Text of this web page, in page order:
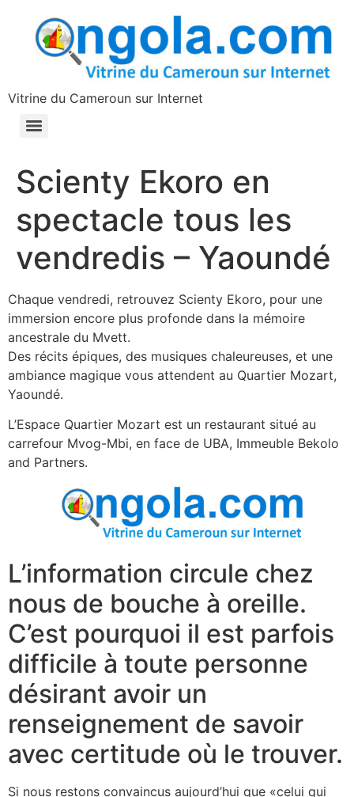
principal
Vitrine du Cameroun sur Internet
Scienty Ekoro en
spectacle tous les
vendredis – Yaoundé
Chaque vendredi, retrouvez Scienty Ekoro, pour une
immersion encore plus profonde dans la mémoire
ancestrale du Mvett.
Des récits épiques, des musiques chaleureuses, et une
ambiance magique vous attendent au Quartier Mozart,
Yaoundé.
L’Espace Quartier Mozart est un restaurant situé au
carrefour Mvog-Mbi, en face de UBA, Immeuble Bekolo
and Partners.
L’information circule chez
nous de bouche à oreille.
C’est pourquoi il est parfois
difficile à toute personne
désirant avoir un
renseignement de savoir
avec certitude où le trouver.
Si nous restons convaincus aujourd’hui que «celui qui